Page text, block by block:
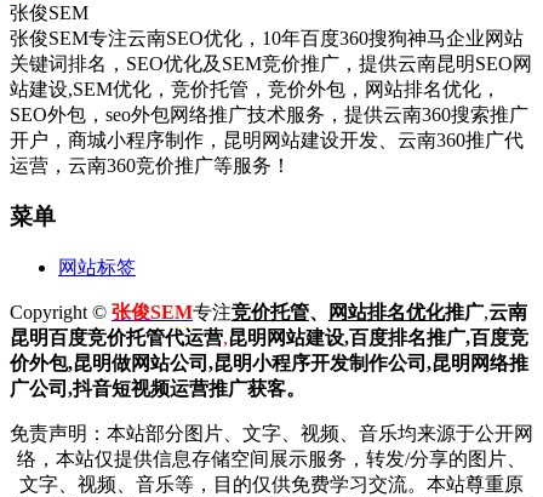
张俊SEM
张俊SEM专注云南SEO优化，10年百度360搜狗神马企业网站
关键词排名，SEO优化及SEM竞价推广，提供云南昆明SEO网
站建设,SEM优化，竞价托管，竞价外包，网站排名优化，
SEO外包，seo外包网络推广技术服务，提供云南360搜索推广
开户，商城小程序制作，昆明网站建设开发、云南360推广代
运营，云南360竞价推广等服务！
菜单
网站标签
Copyright © 张俊SEM专注竞价托管、 网站排名优化推广,云南
昆明百度竞价托管代运营,昆明网站建设,百度排名推广,百度竞
价外包,昆明做网站公司,昆明小程序开发制作公司,昆明网络推
广公司,抖音短视频运营推广获客。
免责声明：本站部分图片、文字、视频、音乐均来源于公开网
络，本站仅提供信息存储空间展示服务，转发/分享的图片、
文字、视频、音乐等，目的仅供免费学习交流。本站尊重原